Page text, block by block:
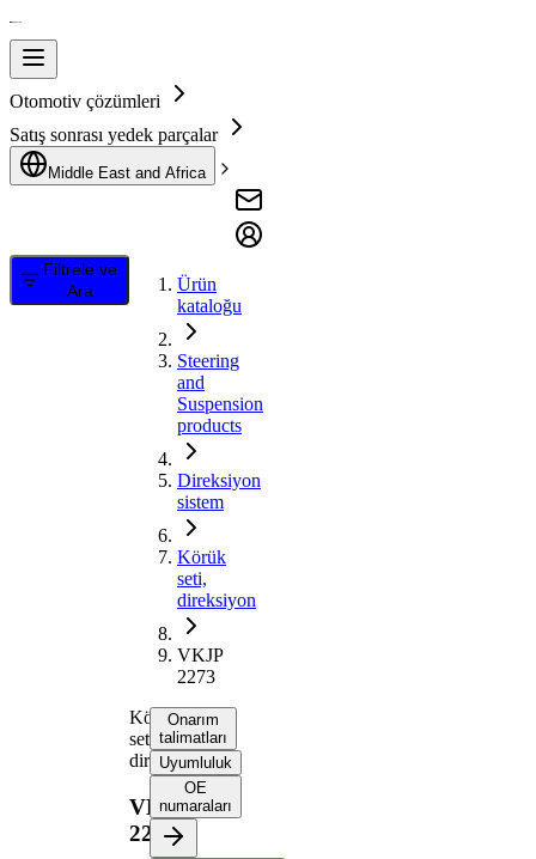
Otomotiv çözümleri
Satış sonrası yedek parçalar
Middle East and Africa
Filtrele ve
Ara
Ürün
kataloğu
Steering
and
Suspension
products
Direksiyon
sistem
Körük
seti,
direksiyon
VKJP
2273
Körük
seti,
direksiyon
VKJP
2273
Onarım
talimatları
Uyumluluk
OE
numaraları